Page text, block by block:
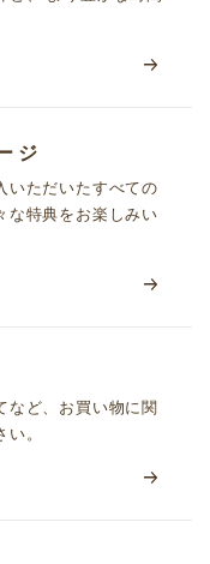
ジ
いただいたすべての
な特典をお楽しみい
など、お買い物に関
。